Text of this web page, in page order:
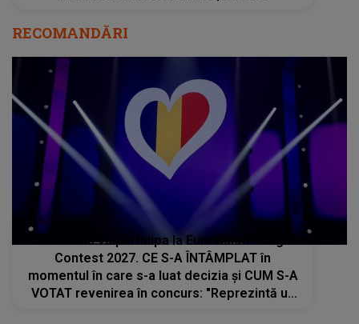
RECOMANDĂRI
România va participa la Eurovision Song
Contest 2027. CE S-A ÎNTÂMPLAT în
momentul în care s-a luat decizia și CUM S-A
VOTAT revenirea în concurs: "Reprezintă un